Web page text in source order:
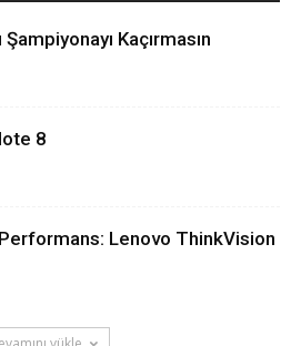
Kaçırmasın
8
Lenovo ThinkVision